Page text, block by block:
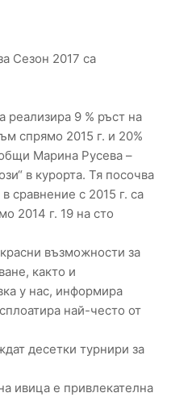
Сезон 2017 са
9 % ръст на
спрямо 2015 г. и 20%
Марина Русева –
в курорта. Тя посочва
сравнение с 2015 г. са
2014 г. 19 на сто
възможности за
както и
у нас, информира
най-често от
десетки турнири за
ивица е привлекателна